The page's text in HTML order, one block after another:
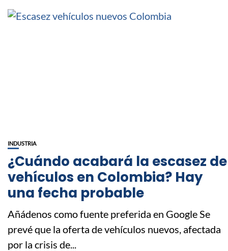
INDUSTRIA
¿Cuándo acabará la escasez de
vehículos en Colombia? Hay
una fecha probable
Añádenos como fuente preferida en Google Se
prevé que la oferta de vehículos nuevos, afectada
por la crisis de...